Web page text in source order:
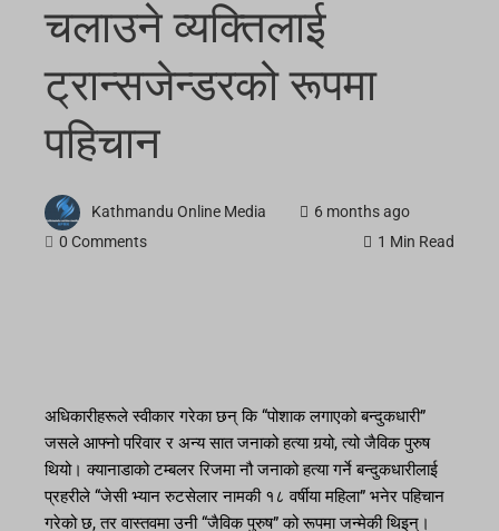
चलाउने व्यक्तिलाई
ट्रान्सजेन्डरको रूपमा
पहिचान
Kathmandu Online Media
6 months ago
0 Comments
1 Min Read
अधिकारीहरूले स्वीकार गरेका छन् कि “पोशाक लगाएको बन्दुकधारी”
जसले आफ्नो परिवार र अन्य सात जनाको हत्या गर्‍यो, त्यो जैविक पुरुष
थियो। क्यानाडाको टम्बलर रिजमा नौ जनाको हत्या गर्ने बन्दुकधारीलाई
प्रहरीले “जेसी भ्यान रुटसेलार नामकी १८ वर्षीया महिला” भनेर पहिचान
गरेको छ, तर वास्तवमा उनी “जैविक पुरुष” को रूपमा जन्मेकी थिइन्।